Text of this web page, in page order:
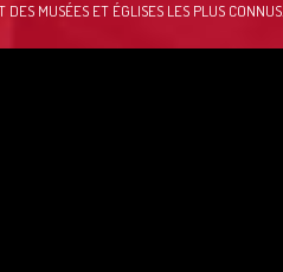
MUSÉES ET ÉGLISES LES PLUS CONNUS.